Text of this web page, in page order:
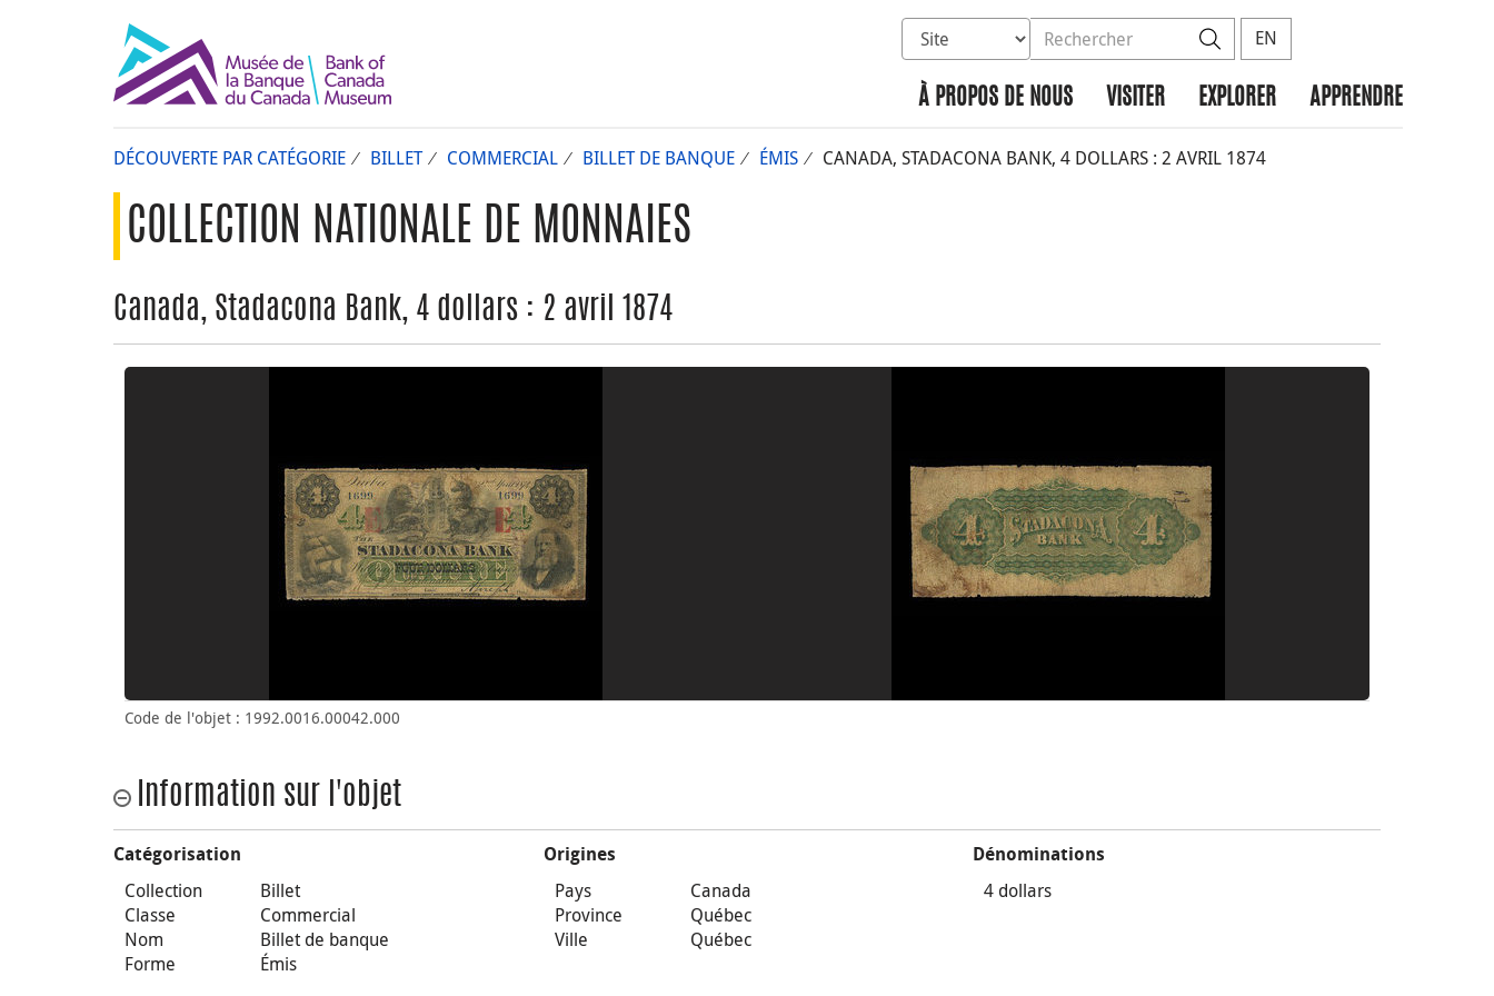
Sélectionnez la base de données à rechercher
Rechercher dans le site Rechercher
EN
À PROPOS DE NOUS VISITER EXPLORER APPRENDRE
DÉCOUVERTE PAR CATÉGORIE BILLET COMMERCIAL BILLET DE BANQUE ÉMIS CANADA, STADACONA BANK, 4 DOLLARS : 2 AVRIL 1874
COLLECTION NATIONALE DE MONNAIES
Canada, Stadacona Bank, 4 dollars : 2 avril 1874
Code de l'objet : 1992.0016.00042.000
Information sur l'objet
Catégorisation
Collection
Billet
Classe
Commercial
Nom
Billet de banque
Forme
Émis
Origines
Pays
Canada
Province
Québec
Ville
Québec
Dénominations
4 dollars